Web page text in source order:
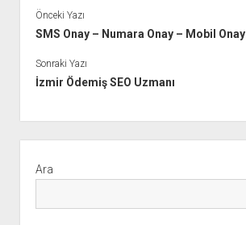
Önceki Yazı
SMS Onay – Numara Onay – Mobil Onay
Sonraki Yazı
İzmir Ödemiş SEO Uzmanı
Menü
Ara